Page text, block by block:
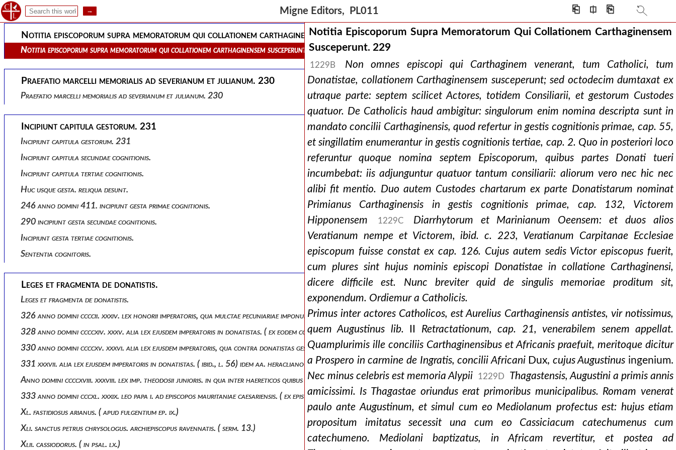
Migne Editors, PL011 ⎗ ⎅ ⎘
Ex parte donati.
Notitia episcoporum supra memoratorum qui collationem carthaginensem susceperunt. 229
Notitia episcoporum supra memoratorum qui collationem carthaginensem susceperunt. 229
Praefatio marcelli memorialis ad severianum et julianum. 230
Praefatio marcelli memorialis ad severianum et julianum. 230
Incipiunt capitula gestorum. 231
Incipiunt capitula gestorum. 231
Incipiunt capitula secundae cognitionis.
Incipiunt capitula tertiae cognitionis.
Huc usque gesta. reliqua desunt.
246 anno domini 411. incipiunt gesta primae cognitionis.
290 incipiunt gesta secundae cognitionis.
Incipiunt gesta tertiae cognitionis.
Sententia cognitoris.
Leges et fragmenta de donatistis.
Leges et fragmenta de donatistis.
326 anno domini ccccii. xxxiv. lex honorii imperatoris, qua mulctae pecuniariae imponuntur donatistis. ( ex cod. theod., tit. de haereticis, l. 52). i
328 anno domini ccccxiv. xxxv. alia lex ejusdem imperatoris in donatistas. ( ex eodem cod., ibid., l. 54.). idem aa. juliano proc. africae.
330 anno domini ccccxv. xxxvi. alia lex ejusdem imperatoris, qua contra donatistas gesta anno 411, sub marcellino cognitore eo quamlibet mortuo et inv
331 xxxvii. alia lex ejusdem imperatoris in donatistas. ( ibid., l. 56) idem aa. heracliano com. afric.
Anno domini ccccxviii. xxxviii. lex imp. theodosii junioris. in qua inter haereticos quibus nusquam in romano solo conveniendi orandique locus relinqu
333 anno domini cccxl. xxxix. leo papa i. ad episcopos mauritaniae caesariensis. ( ex epistola prima ).
Xl. fastidiosus arianus. ( apud fulgentium ep. ix.)
Xli. sanctus petrus chrysologus. archiepiscopus ravennatis. ( serm. 13.)
Xlii. cassiodorus. ( in psal. lx.)
Notitia Episcoporum Supra Memoratorum Qui Collationem Carthaginensem
Susceperunt. 229
1229B
Non omnes episcopi qui Carthaginem venerant, tum Catholici, tum
Donatistae, collationem Carthaginensem susceperunt; sed octodecim dumtaxat ex
utraque parte: septem scilicet Actores, totidem Consiliarii, et gestorum Custodes
quatuor. De Catholicis haud ambigitur: singulorum enim nomina descripta sunt in
mandato concilii Carthaginensis, quod refertur in gestis cognitionis primae, cap. 55,
et singillatim enumerantur in gestis cognitionis tertiae, cap. 2. Quo in posteriori loco
referuntur quoque nomina septem Episcoporum, quibus partes Donati tueri
incumbebat: iis adjunguntur quatuor tantum consiliarii: aliorum vero nec hic nec
alibi fit mentio. Duo autem Custodes chartarum ex parte Donatistarum nominat
Primianus Carthaginensis in gestis cognitionis primae, cap. 132, Victorem
Hipponensem
1229C
Diarrhytorum et Marinianum Oeensem: et duos alios
Veratianum nempe et Victorem, ibid. c. 223, Veratianum Carpitanae Ecclesiae
episcopum fuisse constat ex cap. 126. Cujus autem sedis Victor episcopus fuerit,
cum plures sint hujus nominis episcopi Donatistae in collatione Carthaginensi,
dicere difficile est. Nunc breviter quid de singulis memoriae proditum sit,
exponendum. Ordiemur a Catholicis.
Primus inter actores Catholicos, est Aurelius Carthaginensis antistes, vir notissimus,
quem Augustinus lib.
Retractationum, cap. 21, venerabilem senem appellat.
Quamplurimis ille conciliis Carthaginensibus et Africanis praefuit, meritoque dicitur
a Prospero in carmine de Ingratis, concilii Africani Dux, cujus Augustinus ingenium.
Nec minus celebris est memoria Alypii
1229D
Thagastensis, Augustini a primis annis
amicissimi. Is Thagastae oriundus erat primoribus municipalibus. Romam venerat
paulo ante Augustinum, et simul cum eo Mediolanum profectus est: hujus etiam
propositum imitatus secessit una cum eo Cassiciacum catechumenus cum
catechumeno. Mediolani baptizatus, in Africam revertitur, et postea ad